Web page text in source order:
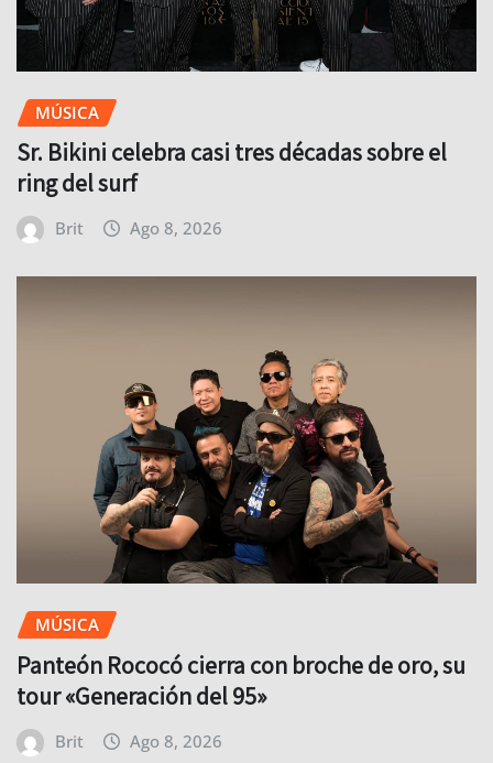
MÚSICA
Sr. Bikini celebra casi tres décadas sobre el
ring del surf
Brit Ago 8, 2026
MÚSICA
Panteón Rococó cierra con broche de oro, su
tour «Generación del 95»
Brit Ago 8, 2026